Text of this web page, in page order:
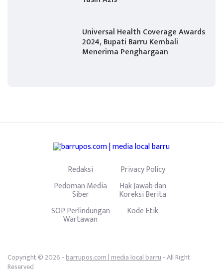
Universal Health Coverage Awards
2024, Bupati Barru Kembali
Menerima Penghargaan
Redaksi
Privacy Policy
Pedoman Media
Siber
Hak Jawab dan
Koreksi Berita
SOP Perlindungan
Wartawan
Kode Etik
Copyright © 2026 -barrupos.com | media local barru- All Right
Reserved